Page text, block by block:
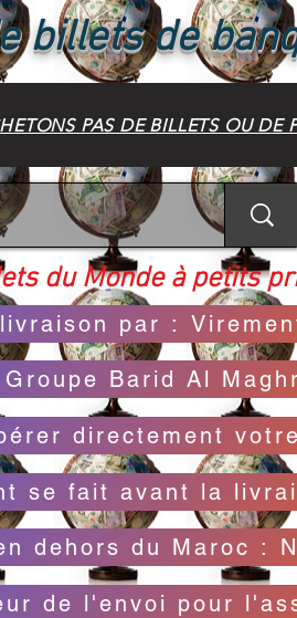
billets de
PAS DE BILLETS OU DE
du Monde à petits
par :
Barid Al
directement
se fait avant la
dehors du Maroc :